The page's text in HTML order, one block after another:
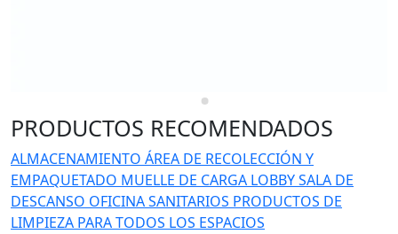
PRODUCTOS RECOMENDADOS
ALMACENAMIENTO ÁREA DE RECOLECCIÓN Y
EMPAQUETADO MUELLE DE CARGA LOBBYSALA DE
DESCANSO OFICINASANITARIOS PRODUCTOS DE
LIMPIEZA PARA TODOS LOS ESPACIOS